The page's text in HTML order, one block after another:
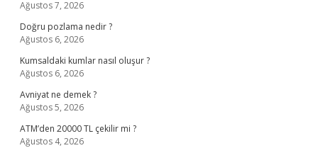
Ağustos 7, 2026
Doğru pozlama nedir ?
Ağustos 6, 2026
Kumsaldaki kumlar nasıl oluşur ?
Ağustos 6, 2026
Avniyat ne demek ?
Ağustos 5, 2026
ATM’den 20000 TL çekilir mi ?
Ağustos 4, 2026